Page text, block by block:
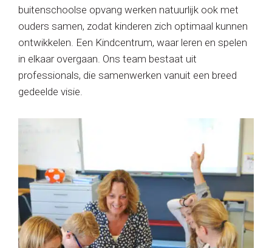
buitenschoolse opvang werken natuurlijk ook met
ouders samen, zodat kinderen zich optimaal kunnen
ontwikkelen. Een Kindcentrum, waar leren en spelen
in elkaar overgaan. Ons team bestaat uit
professionals, die samenwerken vanuit een breed
gedeelde visie.